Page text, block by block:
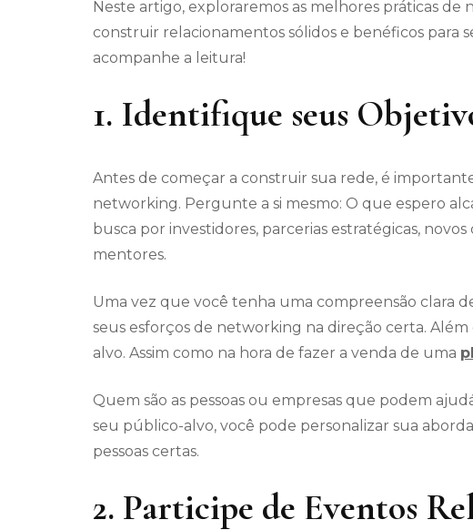
Neste artigo, exploraremos as melhores práticas
construir relacionamentos sólidos e benéficos para
acompanhe a leitura!
1. Identifique seus
Antes de começar a construir sua rede, é
networking. Pergunte a si mesmo: O que espero
busca por investidores, parcerias estratégicas,
mentores.
Uma vez que você tenha uma compreensão clara
seus esforços de networking na direção certa.
alvo. Assim como na hora de fazer a venda de uma
Quem são as pessoas ou empresas que podem
seu público-alvo, você pode personalizar sua
pessoas certas.
2. Participe de Eventos